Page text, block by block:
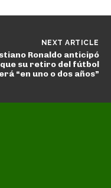
NEXT ARTICLE
Ronaldo anticipó
que su retiro del fútbol
“en uno o dos años”